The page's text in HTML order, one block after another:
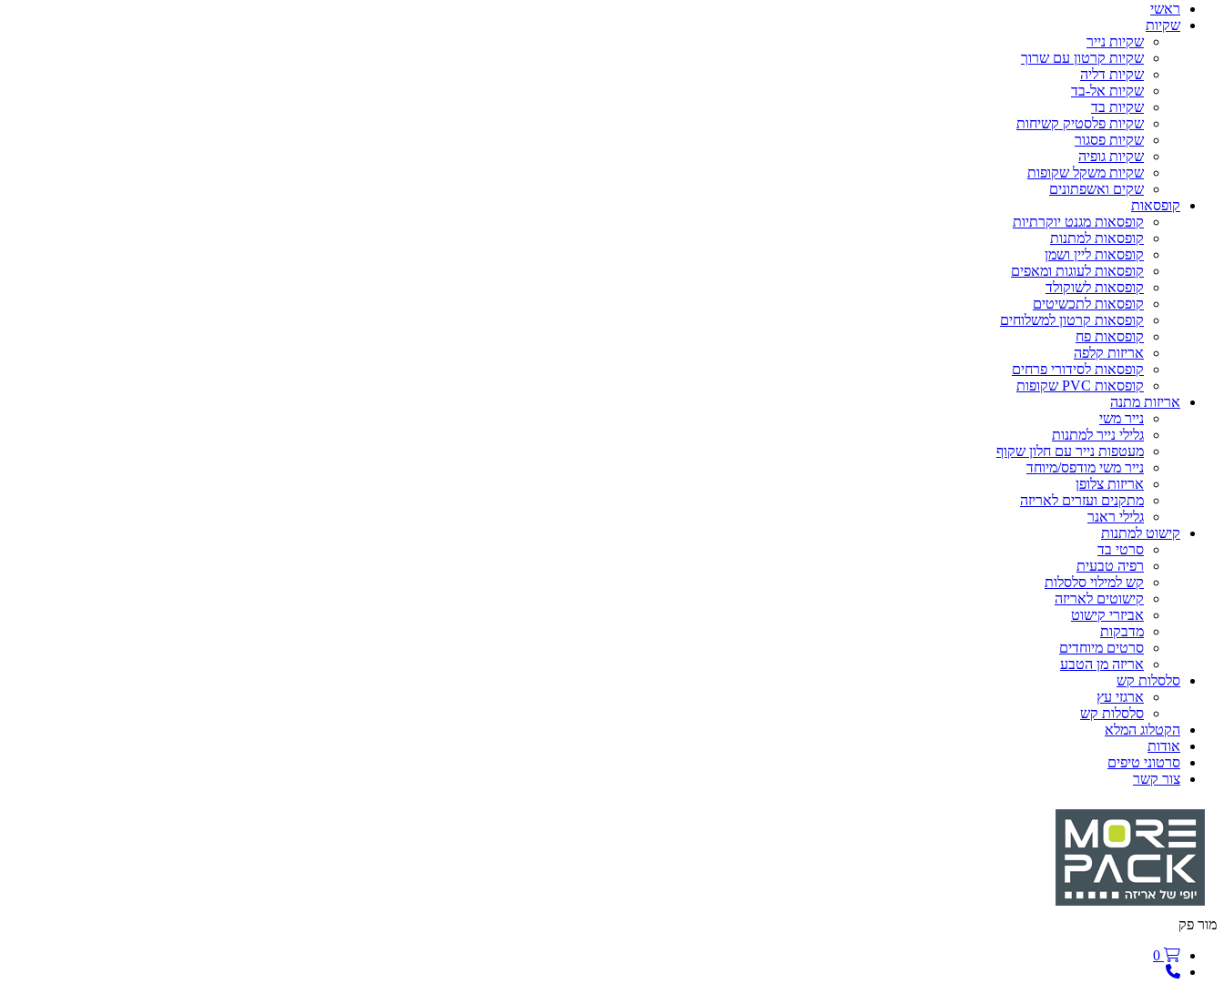
ראשי
שקיות
שקיות נייר
שקיות קרטון עם שרוך
שקיות דליה
שקיות אל-בד
שקיות בד
שקיות פלסטיק קשיחות
שקיות פסגור
שקיות גופיה
שקיות משקל שקופות
שקים ואשפתונים
קופסאות
קופסאות מגנט יוקרתיות
קופסאות למתנות
קופסאות ליין ושמן
קופסאות לעוגות ומאפים
קופסאות לשוקולד
קופסאות לתכשיטים
קופסאות קרטון למשלוחים
קופסאות פח
אריזות קלפה
קופסאות לסידורי פרחים
קופסאות PVC שקופות
אריזות מתנה
נייר משי
גלילי נייר למתנות
מעטפות נייר עם חלון שקוף
נייר משי מודפס/מיוחד
אריזות צלופן
מתקנים ועזרים לאריזה
גלילי ראנר
קישוט למתנות
סרטי בד
רפיה טבעית
קש למילוי סלסלות
קישוטים לאריזה
אביזרי קישוט
מדבקות
סרטים מיוחדים
אריזה מן הטבע
סלסלות קש
ארגזי עץ
סלסלות קש
הקטלוג המלא
אודות
סרטוני טיפים
צור קשר
מור פק
0